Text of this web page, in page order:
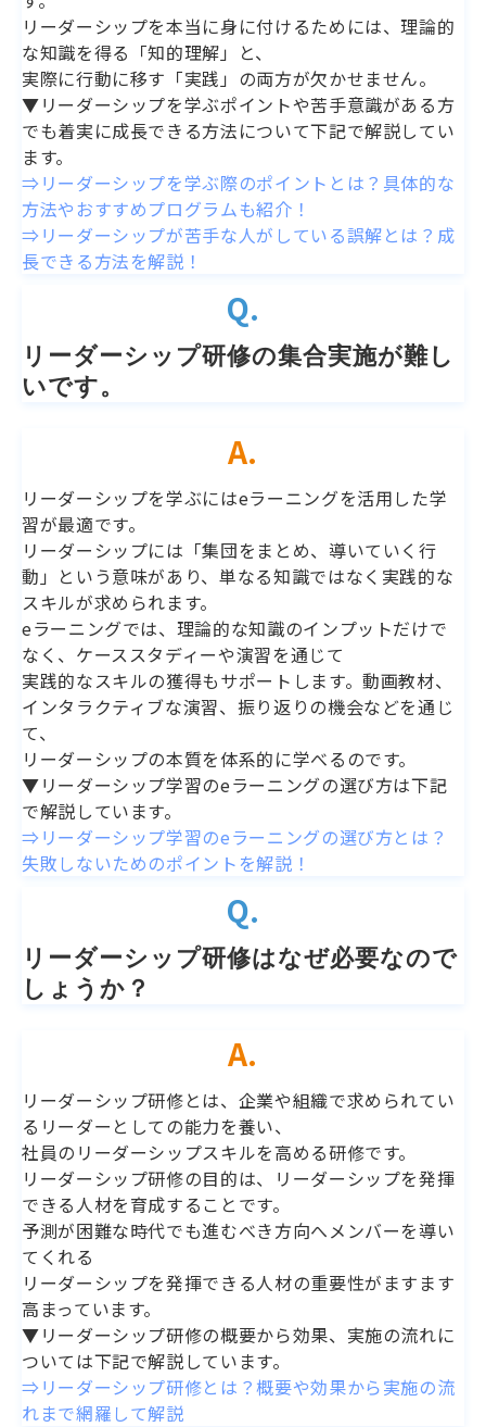
リーダーシップを本当に身に付けるためには、理論的
な知識を得る「知的理解」と、
実際に行動に移す「実践」の両方が欠かせません。
▼リーダーシップを学ぶポイントや苦手意識がある方
でも着実に成長できる方法について下記で解説してい
ます。
⇒リーダーシップを学ぶ際のポイントとは？具体的な
方法やおすすめプログラムも紹介！
⇒リーダーシップが苦手な人がしている誤解とは？成
長できる方法を解説！
Q.
リーダーシップ研修の集合実施が難し
いです。
A.
リーダーシップを学ぶにはeラーニングを活用した学
習が最適です。
リーダーシップには「集団をまとめ、導いていく行
動」という意味があり、単なる知識ではなく実践的な
スキルが求められます。
eラーニングでは、理論的な知識のインプットだけで
なく、ケーススタディーや演習を通じて
実践的なスキルの獲得もサポートします。動画教材、
インタラクティブな演習、振り返りの機会などを通じ
て、
リーダーシップの本質を体系的に学べるのです。
▼リーダーシップ学習のeラーニングの選び方は下記
で解説しています。
⇒リーダーシップ学習のeラーニングの選び方とは？
失敗しないためのポイントを解説！
Q.
リーダーシップ研修はなぜ必要なので
しょうか？
A.
リーダーシップ研修とは、企業や組織で求められてい
るリーダーとしての能力を養い、
社員のリーダーシップスキルを高める研修です。
リーダーシップ研修の目的は、リーダーシップを発揮
できる人材を育成することです。
予測が困難な時代でも進むべき方向へメンバーを導い
てくれる
リーダーシップを発揮できる人材の重要性がますます
高まっています。
▼リーダーシップ研修の概要から効果、実施の流れに
ついては下記で解説しています。
⇒リーダーシップ研修とは？概要や効果から実施の流
れまで網羅して解説